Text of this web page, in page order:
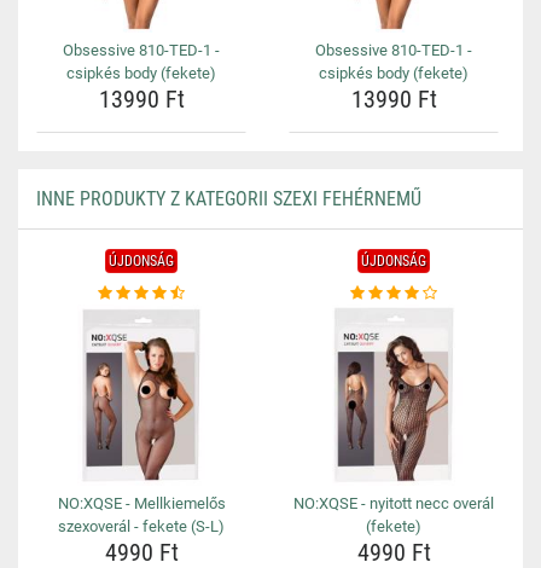
Obsessive 810-TED-1 -
csipkés body (fekete)
13990 Ft
Obsessive 810-TED-1 -
csipkés body (fekete)
13990 Ft
INNE PRODUKTY Z KATEGORII SZEXI FEHÉRNEMŰ
ÚJDONSÁG
NO:XQSE - Mellkiemelős
szexoverál - fekete (S-L)
4990 Ft
ÚJDONSÁG
NO:XQSE - nyitott necc overál
(fekete)
4990 Ft